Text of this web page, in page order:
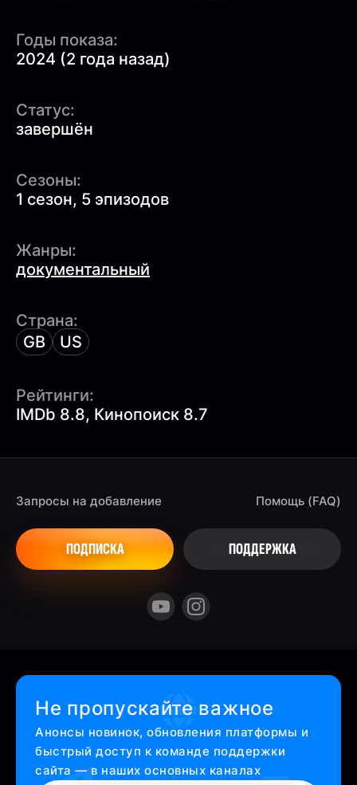
Годы показа:
2024 (2 года назад)
Статус:
завершён
Сезоны:
1 сезон, 5 эпизодов
Жанры:
документальный
Страна:
GB
US
Рейтинги:
IMDb 8.8, Кинопоиск 8.7
Запросы на добавление
ПОДПИСКА
Помощь (FAQ)
ПОДДЕРЖКА
Не пропускайте важное
Анонсы новинок, обновления платформы и
быстрый доступ к команде поддержки
сайта — в наших основных каналах